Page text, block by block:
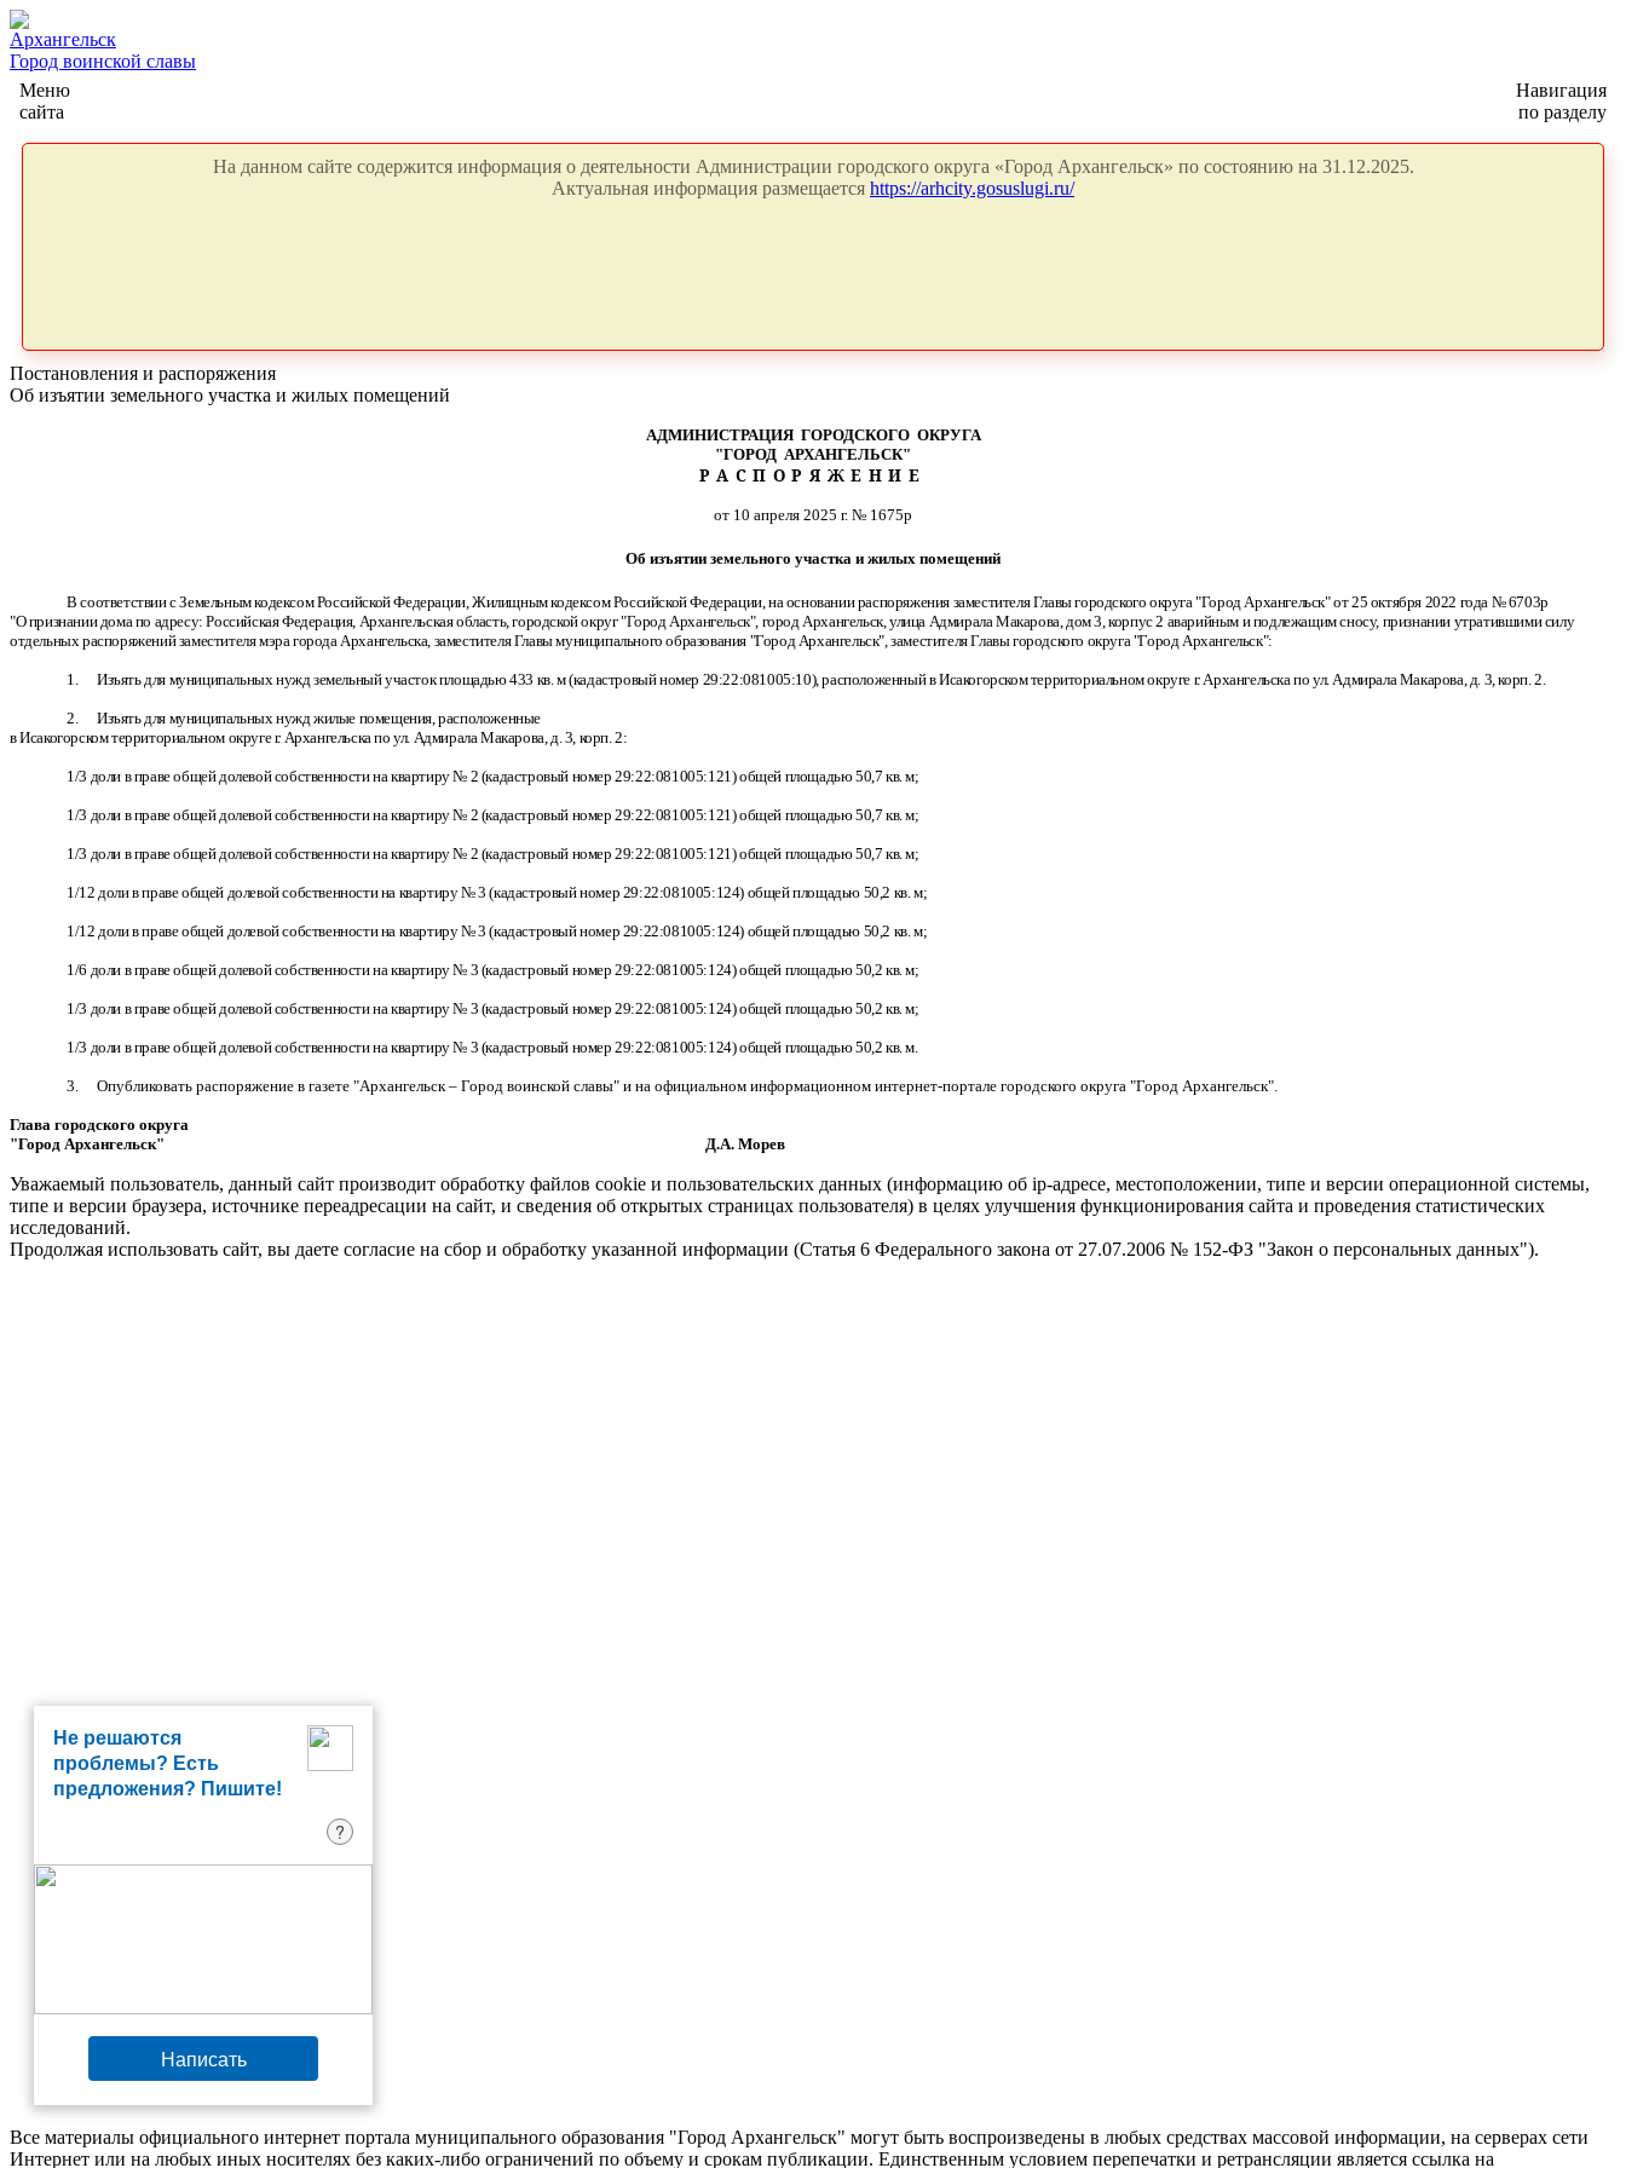
Архангельск
Город воинской славы
Меню
сайта
Навигация
по разделу
На данном сайте содержится информация о деятельности Администрации городского округа «Город Архангельск» по состоянию на 31.12.2025.
Актуальная информация размещается https://arhcity.gosuslugi.ru/
Постановления и распоряжения
Об изъятии земельного участка и жилых помещений
АДМИНИСТРАЦИЯ ГОРОДСКОГО ОКРУГА
"ГОРОД АРХАНГЕЛЬСК"
РАСПОРЯЖЕНИЕ
от 10 апреля 2025 г. № 1675р
Об изъятии земельного участка и жилых помещений
В соответствии с Земельным кодексом Российской Федерации, Жилищным кодексом Российской Федерации, на основании распоряжения заместителя Главы городского округа "Город Архангельск" от 25 октября 2022 года № 6703р
"О признании дома по адресу: Российская Федерация, Архангельская область, городской округ "Город Архангельск", город Архангельск, улица Адмирала Макарова, дом 3, корпус 2 аварийным и подлежащим сносу, признании утратившими силу
отдельных распоряжений заместителя мэра города Архангельска, заместителя Главы муниципального образования "Город Архангельск", заместителя Главы городского округа "Город Архангельск":
1. Изъять для муниципальных нужд земельный участок площадью 433 кв. м (кадастровый номер 29:22:081005:10), расположенный в Исакогорском территориальном округе г. Архангельска по ул. Адмирала Макарова, д. 3, корп. 2.
2. Изъять для муниципальных нужд жилые помещения, расположенные
в Исакогорском территориальном округе г. Архангельска по ул. Адмирала Макарова, д. 3, корп. 2:
1/3 доли в праве общей долевой собственности на квартиру № 2 (кадастровый номер 29:22:081005:121) общей площадью 50,7 кв. м;
1/3 доли в праве общей долевой собственности на квартиру № 2 (кадастровый номер 29:22:081005:121) общей площадью 50,7 кв. м;
1/3 доли в праве общей долевой собственности на квартиру № 2 (кадастровый номер 29:22:081005:121) общей площадью 50,7 кв. м;
1/12 доли в праве общей долевой собственности на квартиру № 3 (кадастровый номер 29:22:081005:124) общей площадью 50,2 кв. м;
1/12 доли в праве общей долевой собственности на квартиру № 3 (кадастровый номер 29:22:081005:124) общей площадью 50,2 кв. м;
1/6 доли в праве общей долевой собственности на квартиру № 3 (кадастровый номер 29:22:081005:124) общей площадью 50,2 кв. м;
1/3 доли в праве общей долевой собственности на квартиру № 3 (кадастровый номер 29:22:081005:124) общей площадью 50,2 кв. м;
1/3 доли в праве общей долевой собственности на квартиру № 3 (кадастровый номер 29:22:081005:124) общей площадью 50,2 кв. м.
3. Опубликовать распоряжение в газете "Архангельск – Город воинской славы" и на официальном информационном интернет-портале городского округа "Город Архангельск".
Глава городского округа
"Город Архангельск" Д.А. Морев
Уважаемый пользователь, данный сайт производит обработку файлов cookie и пользовательских данных (информацию об ip-адресе, местоположении, типе и версии операционной системы,
типе и версии браузера, источнике переадресации на сайт, и сведения об открытых страницах пользователя) в целях улучшения функционирования сайта и проведения статистических
исследований.
Продолжая использовать сайт, вы даете согласие на сбор и обработку указанной информации (Статья 6 Федерального закона от 27.07.2006 № 152-ФЗ "Закон о персональных данных").
Не решаются
проблемы? Есть
предложения? Пишите!
?
Написать
Все материалы официального интернет портала муниципального образования "Город Архангельск" могут быть воспроизведены в любых средствах массовой информации, на серверах сети
Интернет или на любых иных носителях без каких-либо ограничений по объему и срокам публикации. Единственным условием перепечатки и ретрансляции является ссылка на